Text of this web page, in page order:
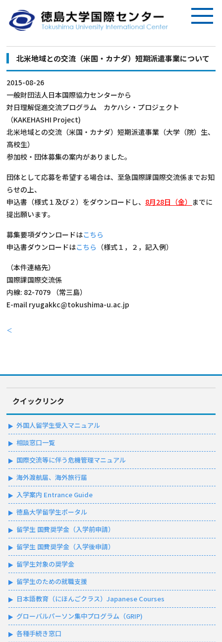
北米地域との交流（米国・カナダ）短期派遣事業について
2015-08-26
一般財団法人日本国際協力センターから
対日理解促進交流プログラム カケハシ・プロジェクト
（KAKEHASHI Project)
北米地域との交流（米国・カナダ）短期派遣事業（大学（院）生、
高校生）
参加校・団体募集の案内がありました。
団体として応募を希望する場合は、至急国際課国際交流係までお知
らせの上、
申込書（様式１及び２）をダウンロードし、 8月28日（金） までに
提出願います。
募集要項ダウンロードはこちら
申込書ダウンロードはこちら （様式１，２，記入例）
（本件連絡先）
国際課国際交流係
内線: 82-7079 （常三島）
E-mail ryugakkc@tokushima-u.ac.jp
＜
クイックリンク
外国人留学生受入マニュアル
相談窓口一覧
国際交流等に伴う危機管理マニュアル
海外渡航届、海外旅行届
入学案内 Entrance Guide
徳島大学留学生ポータル
留学生 国費奨学金（入学前申請）
留学生 国費奨学金（入学後申請）
留学生対象の奨学金
留学生のための就職支援
日本語教育（にほんごクラス）Japanese Courses
グローバルパーソン集中プログラム（GRIP)
各種手続き窓口